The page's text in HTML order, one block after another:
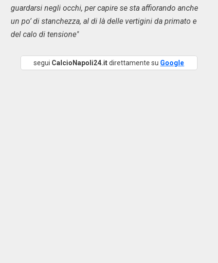
guardarsi negli occhi, per capire se sta affiorando anche
un po’ di stanchezza, al di là delle vertigini da primato e
del calo di tensione"
segui CalcioNapoli24.itdirettamente su Google